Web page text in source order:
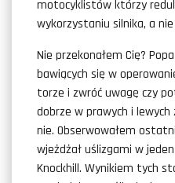
motocyklistów którzy
wykorzystaniu silnika, a
Nie przekonałem Cię?
bawiących się w
torze i zwróć uwagę czy
dobrze w prawych i
nie. Obserwowałem
wjeżdżał uślizgami w
Knockhill. Wynikiem tych